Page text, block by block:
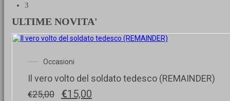
3
ULTIME NOVITA'
Occasioni
Il vero volto del soldato tedesco (REMAINDER)
€25,00
Il
€15,00